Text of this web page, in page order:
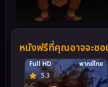
หนังฟรีที่คุณอาจจะชอ
5.3
Full HD
พากย์ไทย